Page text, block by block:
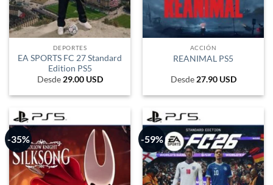
DEPORTES
EA SPORTS FC 27 Standard
Edition PS5
Desde29.00 USD
ACCIÓN
REANIMAL PS5
Desde27.90 USD
-35% -59%